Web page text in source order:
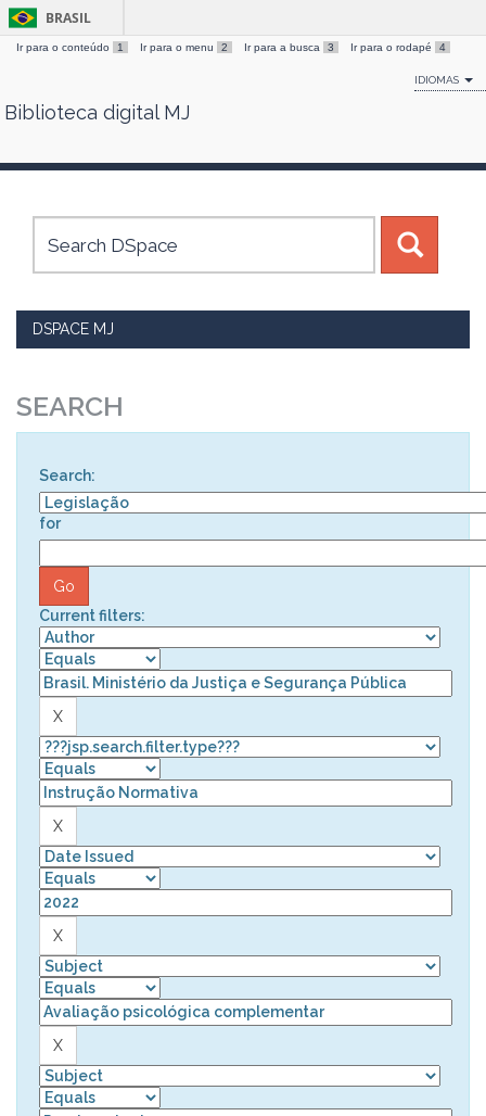
Skip
BRASIL
Ir para o conteúdo 1 Ir para o menu 2 Ir para a busca 3 Ir para o rodapé 4
IDIOMAS
Biblioteca digital MJ
DSPACE MJ
SEARCH
Search:
for
Current filters: